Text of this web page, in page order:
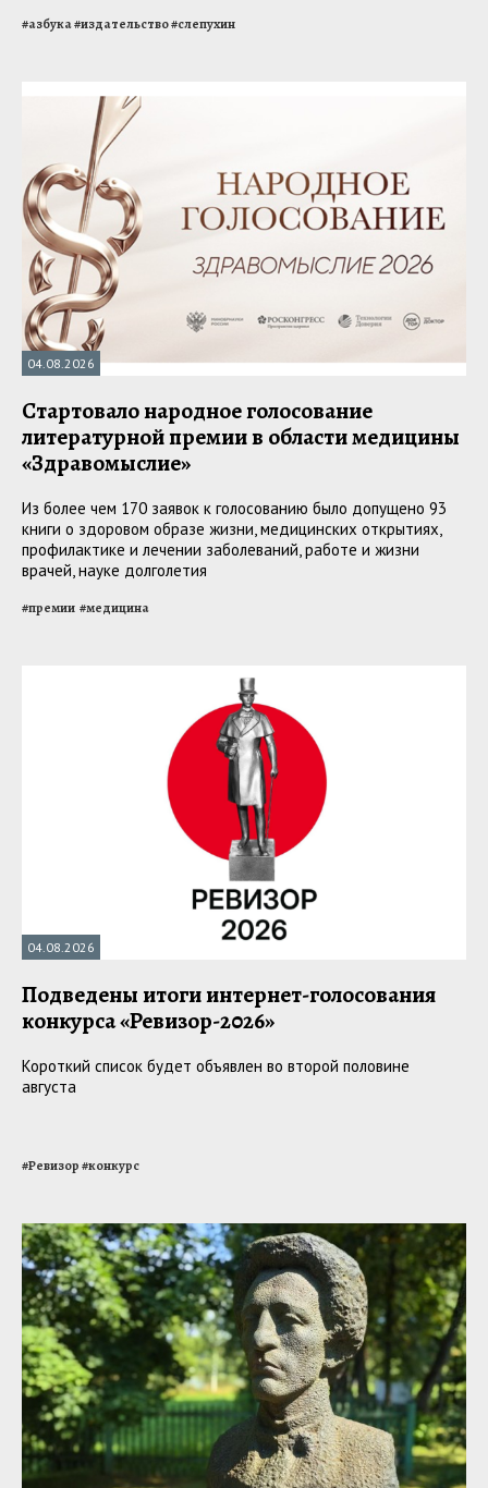
#азбука#издательство#слепухин
04.08.2026
Стартовало народное голосование
литературной премии в области медицины
«Здравомыслие»
Из более чем 170 заявок к голосованию было допущено 93
книги о здоровом образе жизни, медицинских открытиях,
профилактике и лечении заболеваний, работе и жизни
врачей, науке долголетия
#премии #медицина
04.08.2026
Подведены итоги интернет-голосования
конкурса «Ревизор-2026»
Короткий список будет объявлен во второй половине
августа
#Ревизор#конкурс